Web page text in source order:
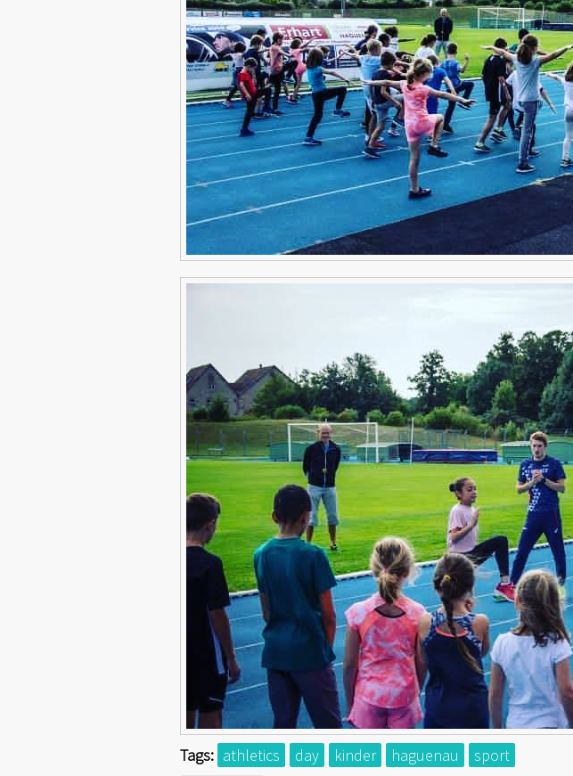
Tags: athletics day kinder haguenau sport